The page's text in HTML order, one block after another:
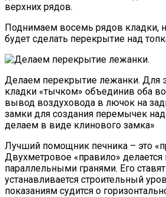
верхних рядов.
Поднимаем восемь рядов кладки,
будет сделать перекрытие над
Делаем перекрытие лежанки. Для
кладки «тычком» объединив оба
вывод воздуховода в лючок на
замки для создания перемычек
делаем в виде клинового замка»
Лучший помощник печника – это
Двухметровое «правило» делается
параллельными гранями. Его
устанавливается строительный
показаниям судится о